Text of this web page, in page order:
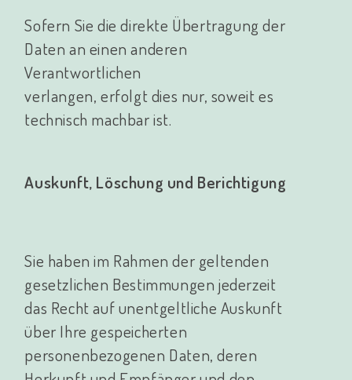
Sofern Sie die direkte Übertragung der
Daten an einen anderen
Verantwortlichen
verlangen, erfolgt dies nur, soweit es
technisch machbar ist.
Auskunft, Löschung und Berichtigung
Sie haben im Rahmen der geltenden
gesetzlichen Bestimmungen jederzeit
das Recht auf unentgeltliche Auskunft
über Ihre gespeicherten
personenbezogenen Daten, deren